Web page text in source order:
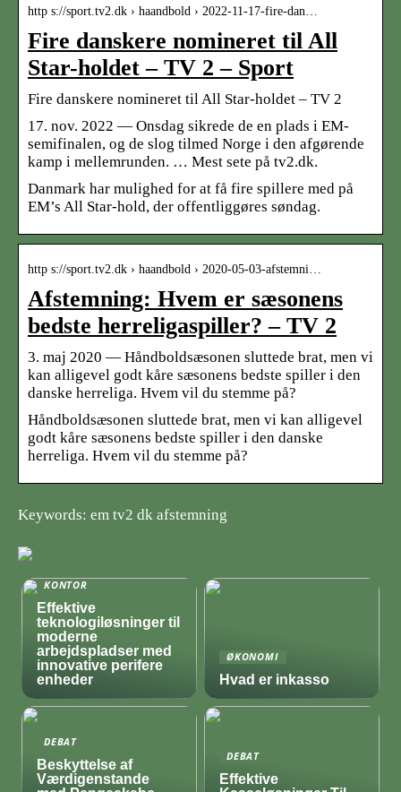
http s://sport.tv2.dk › haandbold › 2022-11-17-fire-dan…
Fire danskere nomineret til All
Star-holdet – TV 2 – Sport
Fire danskere nomineret til All Star-holdet – TV 2
17. nov. 2022 — Onsdag sikrede de en plads i EM-
semifinalen, og de slog tilmed Norge i den afgørende
kamp i mellemrunden. … Mest sete på tv2.dk.
Danmark har mulighed for at få fire spillere med på
EM’s All Star-hold, der offentliggøres søndag.
http s://sport.tv2.dk › haandbold › 2020-05-03-afstemni…
Afstemning: Hvem er sæsonens
bedste herreligaspiller? – TV 2
3. maj 2020 — Håndboldsæsonen sluttede brat, men vi
kan alligevel godt kåre sæsonens bedste spiller i den
danske herreliga. Hvem vil du stemme på?
Håndboldsæsonen sluttede brat, men vi kan alligevel
godt kåre sæsonens bedste spiller i den danske
herreliga. Hvem vil du stemme på?
Keywords: em tv2 dk afstemning
KONTOR
Effektive
teknologiløsninger til
moderne
arbejdspladser med
innovative perifere
enheder
ØKONOMI
Hvad er inkasso
DEBAT
Beskyttelse af
Værdigenstande
DEBAT
Effektive